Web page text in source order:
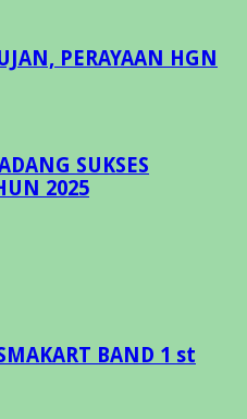
PERAYAAN HGN
SUKSES
2025
BAND 1 st